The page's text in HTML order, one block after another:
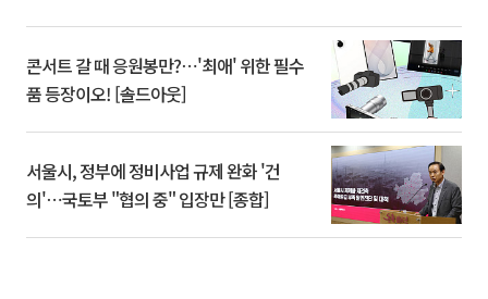
콘서트 갈 때 응원봉만?⋯'최애' 위한 필수
품 등장이오! [솔드아웃]
서울시, 정부에 정비사업 규제 완화 '건
의'⋯국토부 "협의 중" 입장만 [종합]